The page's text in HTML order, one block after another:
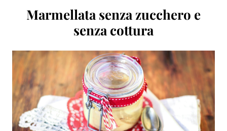
Marmellata senza zucchero e
senza cottura